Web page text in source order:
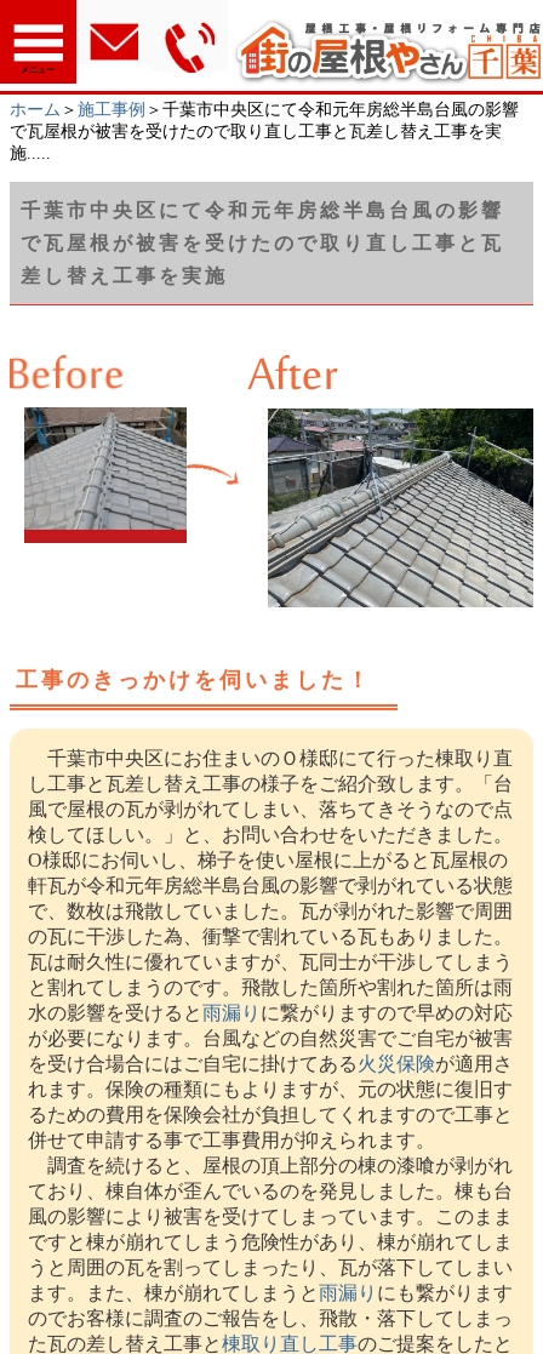
メニュー
ホーム ＞ 施工事例 ＞千葉市中央区にて令和元年房総半島台風の影響
で瓦屋根が被害を受けたので取り直し工事と瓦差し替え工事を実
施.....
千葉市中央区にて令和元年房総半島台風の影響
で瓦屋根が被害を受けたので取り直し工事と瓦
差し替え工事を実施
工事のきっかけを伺いました！
千葉市中央区にお住まいのＯ様邸にて行った棟取り直
し工事と瓦差し替え工事の様子をご紹介致します。「台
風で屋根の瓦が剥がれてしまい、落ちてきそうなので点
検してほしい。」と、お問い合わせをいただきました。
O様邸にお伺いし、梯子を使い屋根に上がると瓦屋根の
軒瓦が令和元年房総半島台風の影響で剥がれている状態
で、数枚は飛散していました。瓦が剥がれた影響で周囲
の瓦に干渉した為、衝撃で割れている瓦もありました。
瓦は耐久性に優れていますが、瓦同士が干渉してしまう
と割れてしまうのです。飛散した箇所や割れた箇所は雨
水の影響を受けると雨漏り に繋がりますので早めの対応
が必要になります。台風などの自然災害でご自宅が被害
を受け合場合にはご自宅に掛けてある火災保険が適用さ
れます。保険の種類にもよりますが、元の状態に復旧す
るための費用を保険会社が負担してくれますので工事と
併せて申請する事で工事費用が抑えられます。
調査を続けると、屋根の頂上部分の棟の漆喰が剥がれ
ており、棟自体が歪んでいるのを発見しました。棟も台
風の影響により被害を受けてしまっています。このまま
ですと棟が崩れてしまう危険性があり、棟が崩れてしま
うと周囲の瓦を割ってしまったり、瓦が落下してしまい
ます。また、棟が崩れてしまうと雨漏り にも繋がります
のでお客様に調査のご報告をし、飛散・落下してしまっ
た瓦の差し替え工事と棟取り直し工事のご提案をしたと